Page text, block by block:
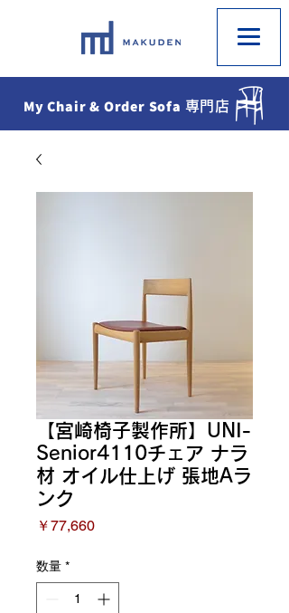
My Chair & Order Sofa 専門店
【宮崎椅子製作所】UNI-
Senior4110チェア ナラ
材 オイル仕上げ 張地Aラ
ンク
￥77,660価
数量 *